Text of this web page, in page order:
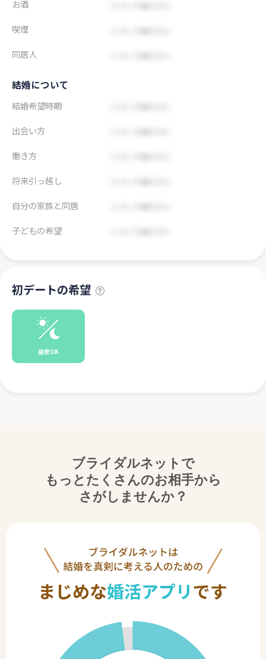
お酒
喫煙
同居人
結婚について
結婚希望時期
出会い方
働き方
将来引っ越し
自分の家族と同居
子どもの希望
初デートの希望
昼夜OK
ブライダルネットで
もっとたくさんのお相手から
さがしませんか？